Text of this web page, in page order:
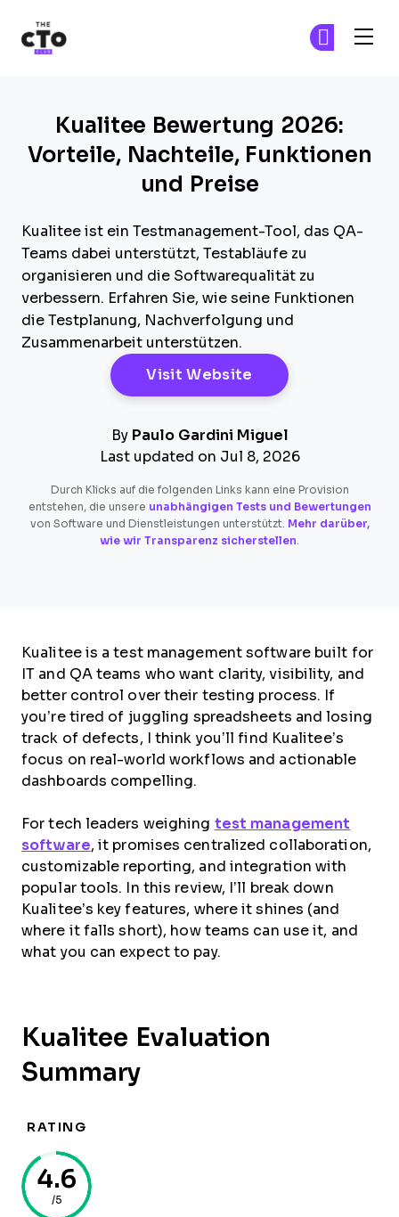
Kualitee Bewertung 2026:
Vorteile, Nachteile, Funktionen
und Preise
Kualitee ist ein Testmanagement-Tool, das QA-
Teams dabei unterstützt, Testabläufe zu
organisieren und die Softwarequalität zu
verbessern. Erfahren Sie, wie seine Funktionen
die Testplanung, Nachverfolgung und
Zusammenarbeit unterstützen.
Visit Website Opens New
By Paulo Gardini Miguel
Last updated on Jul 8, 2026
Durch Klicks auf die folgenden Links kann eine Provision
entstehen, die unsere unabhängigen Tests und Bewertungen
von Software und Dienstleistungen unterstützt. Mehr darüber,
wie wir Transparenz sicherstellen.
Kualitee is a test management software built for
IT and QA teams who want clarity, visibility, and
better control over their testing process. If
you’re tired of juggling spreadsheets and losing
track of defects, I think you’ll find Kualitee’s
focus on real-world workflows and actionable
dashboards compelling.
For tech leaders weighing test management
software, it promises centralized collaboration,
customizable reporting, and integration with
popular tools. In this review, I’ll break down
Kualitee’s key features, where it shines (and
where it falls short), how teams can use it, and
what you can expect to pay.
Kualitee Evaluation
Summary
RATING
4.6
/5